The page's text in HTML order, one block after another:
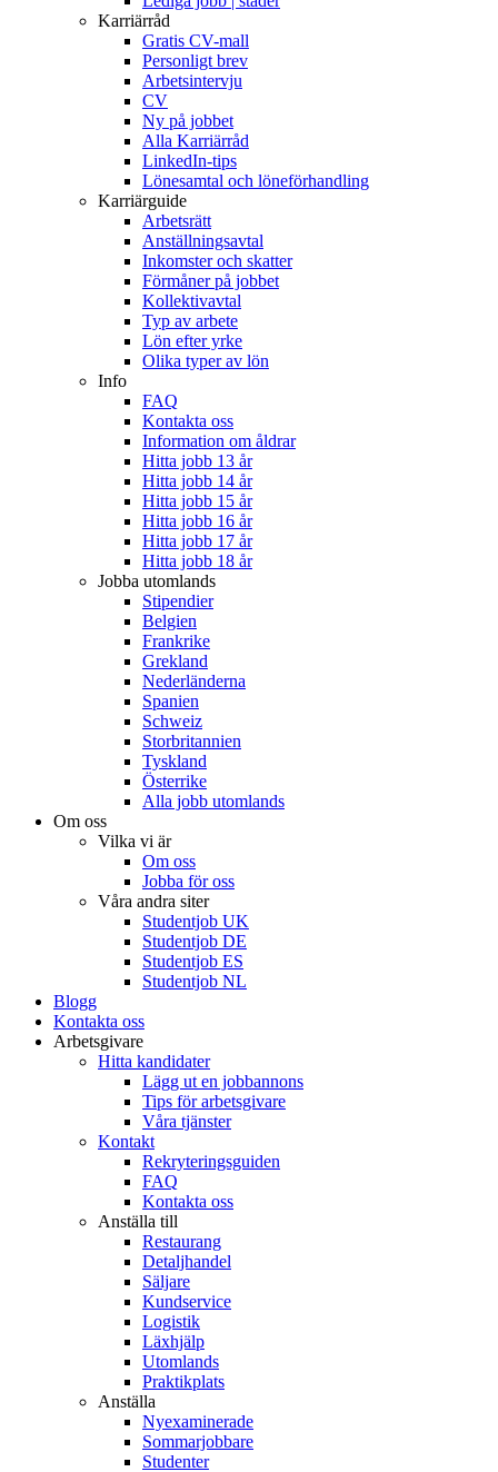
Karriärråd
Gratis CV-mall
Personligt brev
Arbetsintervju
CV
Ny på jobbet
Alla Karriärråd
LinkedIn-tips
Lönesamtal och löneförhandling
Karriärguide
Arbetsrätt
Anställningsavtal
Inkomster och skatter
Förmåner på jobbet
Kollektivavtal
Typ av arbete
Lön efter yrke
Olika typer av lön
Info
FAQ
Kontakta oss
Information om åldrar
Hitta jobb 13 år
Hitta jobb 14 år
Hitta jobb 15 år
Hitta jobb 16 år
Hitta jobb 17 år
Hitta jobb 18 år
Jobba utomlands
Stipendier
Belgien
Frankrike
Grekland
Nederländerna
Spanien
Schweiz
Storbritannien
Tyskland
Österrike
Alla jobb utomlands
Om oss
Vilka vi är
Om oss
Jobba för oss
Våra andra siter
Studentjob UK
Studentjob DE
Studentjob ES
Studentjob NL
Blogg
Kontakta oss
Arbetsgivare
Hitta kandidater
Lägg ut en jobbannons
Tips för arbetsgivare
Våra tjänster
Kontakt
Rekryteringsguiden
FAQ
Kontakta oss
Anställa till
Restaurang
Detaljhandel
Säljare
Kundservice
Logistik
Läxhjälp
Utomlands
Praktikplats
Anställa
Nyexaminerade
Sommarjobbare
Studenter